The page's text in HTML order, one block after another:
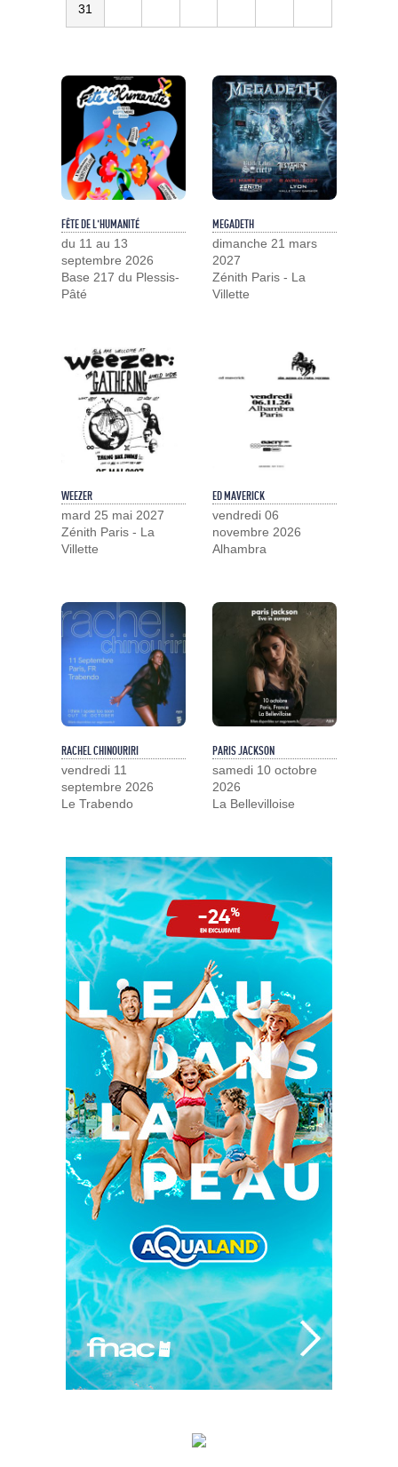
31
FÊTE DE L'HUMANITÉ
du 11 au 13
septembre 2026
Base 217 du Plessis-
Pâté
MEGADETH
dimanche 21 mars
2027
Zénith Paris - La
Villette
WEEZER
mard 25 mai 2027
Zénith Paris - La
Villette
ED MAVERICK
vendredi 06
novembre 2026
Alhambra
RACHEL CHINOURIRI
vendredi 11
septembre 2026
Le Trabendo
PARIS JACKSON
samedi 10 octobre
2026
La Bellevilloise